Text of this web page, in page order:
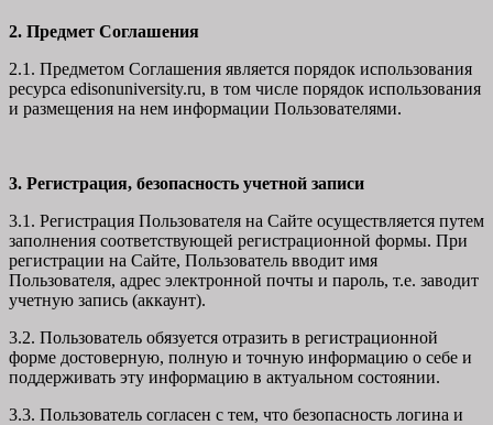
2. Предмет Соглашения
2.1. Предметом Соглашения является порядок использования
ресурса edisonuniversity.ru, в том числе порядок использования
и размещения на нем информации Пользователями.
3. Регистрация, безопасность учетной записи
3.1. Регистрация Пользователя на Сайте осуществляется путем
заполнения соответствующей регистрационной формы. При
регистрации на Сайте, Пользователь вводит имя
Пользователя, адрес электронной почты и пароль, т.е. заводит
учетную запись (аккаунт).
3.2. Пользователь обязуется отразить в регистрационной
форме достоверную, полную и точную информацию о себе и
поддерживать эту информацию в актуальном состоянии.
3.3. Пользователь согласен с тем, что безопасность логина и